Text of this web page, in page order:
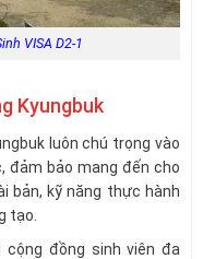
VISA D2-1
Kyungbuk
luôn chú trọng vào
đảm bảo mang đến cho
bản, kỹ năng thực hành
tạo.
cộng đồng sinh viên đa